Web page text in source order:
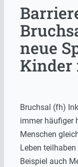
neue
Kinder
Bruchsal (fh)
immer häufiger
Menschen
Leben
Beispiel auch